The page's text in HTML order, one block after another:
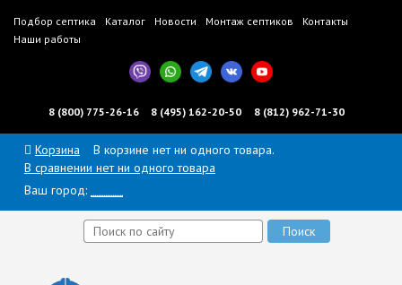
Подбор септика Каталог Новости Монтаж септиков
Контакты
Наши работы
8 (800) 775-26-16 8 (495) 162-20-50 8 (812) 962-71-30
Корзина
В корзине нет ни одного товара.
В сравнении нет ни одного товара
Ваш город: